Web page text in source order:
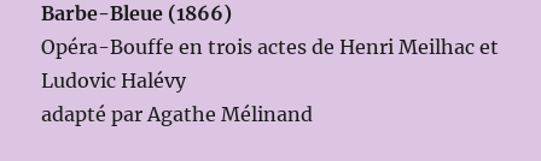
Barbe-Bleue (1866)
Opéra-Bouffe en trois actes de Henri Meilhac et
Ludovic Halévy
adapté par Agathe Mélinand